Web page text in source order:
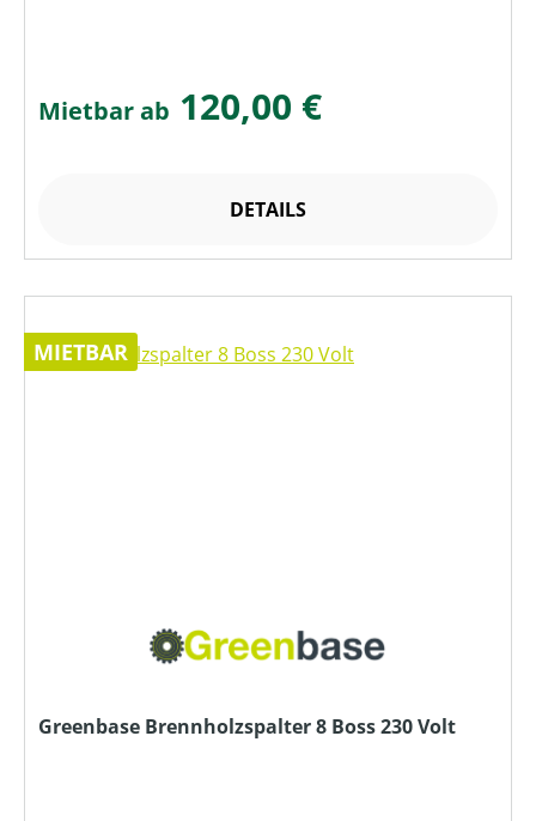
Mietbar ab 120,00 €
DETAILS
MIETBAR
Greenbase Brennholzspalter 8 Boss 230 Volt